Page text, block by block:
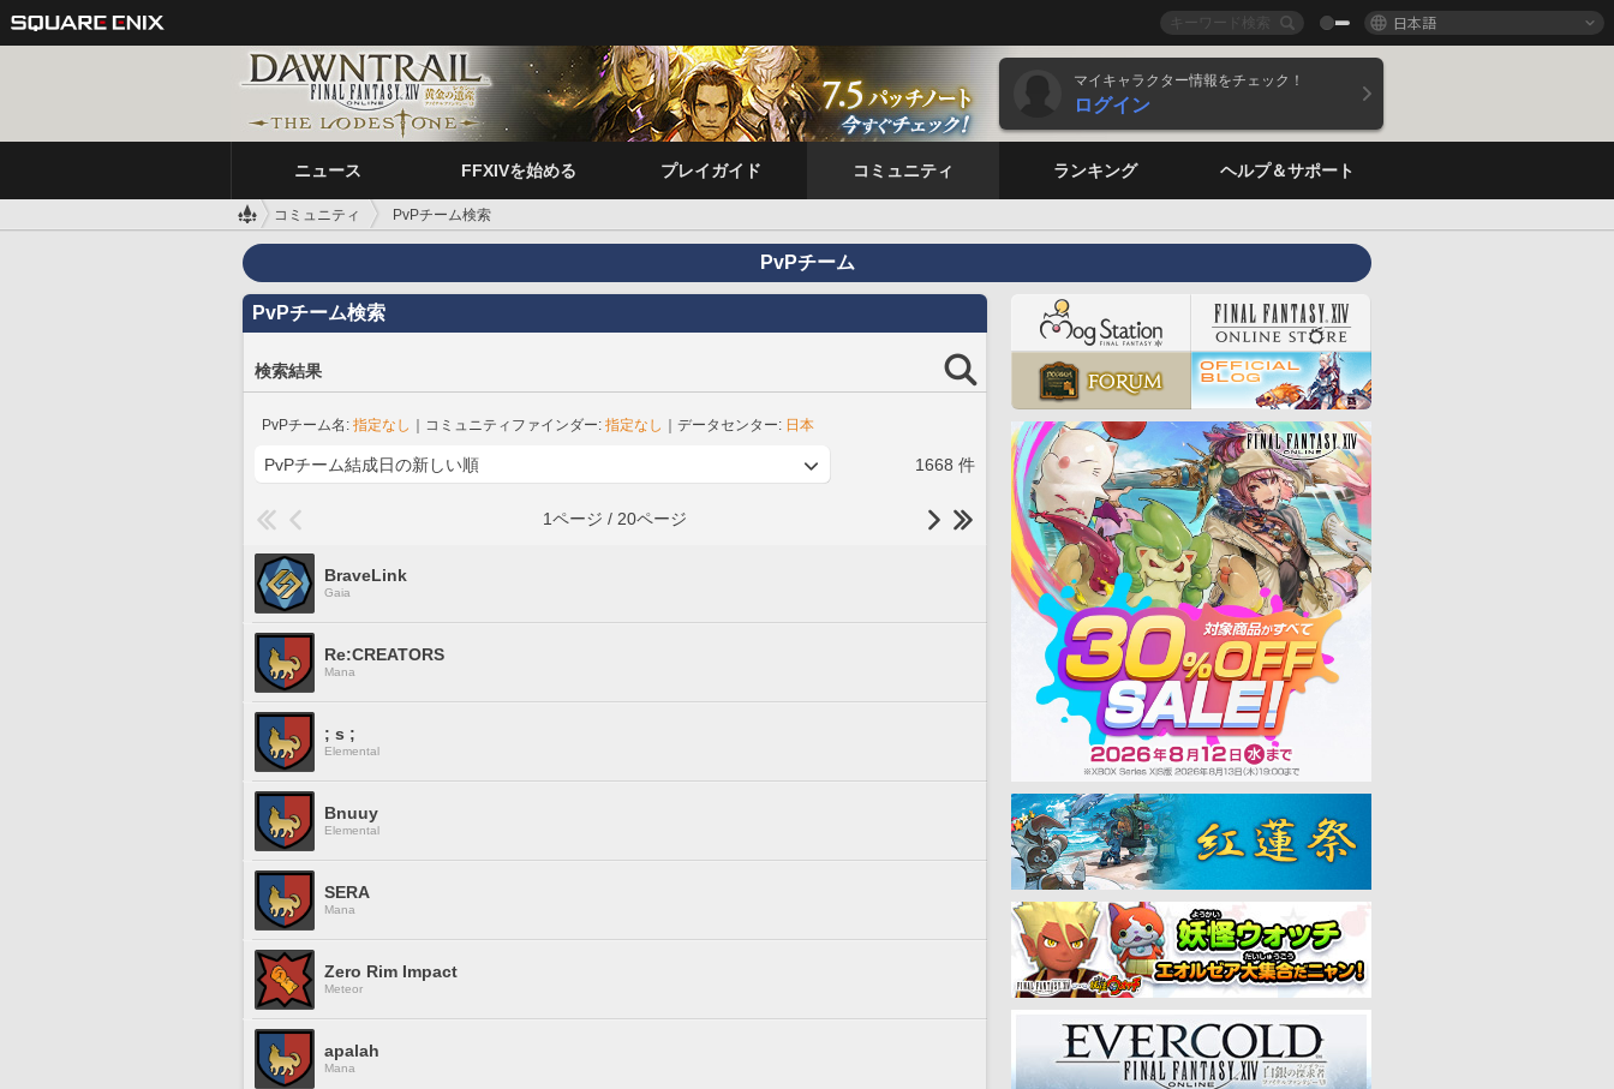
日本語
マイキャラクター情報をチェック！
ログイン
ニュース FFXIVを始める プレイガイド コミュニティ ランキング ヘルプ＆サポート
コミュニティ PvPチーム検索
PvPチーム
PvPチーム検索
検索結果
PvPチーム名: 指定なし ｜コミュニティファインダー: 指定なし ｜データセンター: 日本
1668 件
1ページ / 20ページ
BraveLink
Gaia
Re:CREATORS
Mana
; s ;
Elemental
Bnuuy
Elemental
SERA
Mana
Zero Rim Impact
Meteor
apalah
Mana